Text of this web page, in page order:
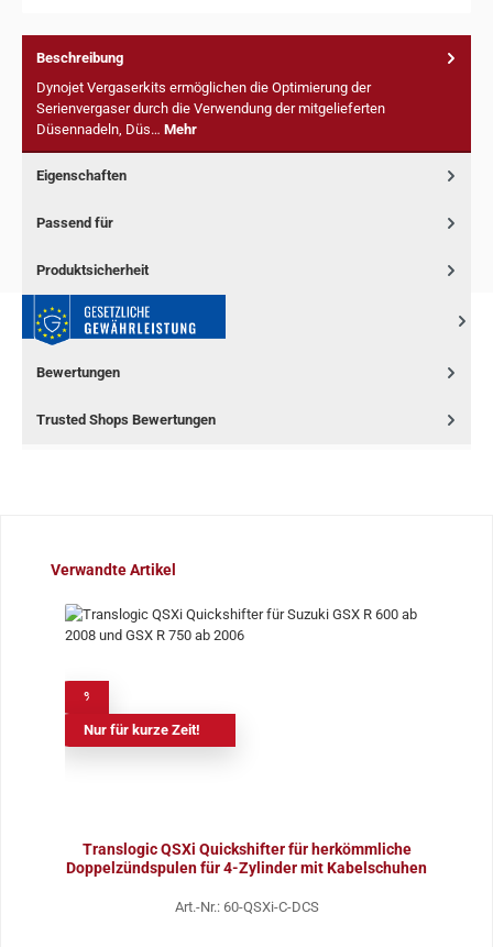
Beschreibung
Dynojet Vergaserkits ermöglichen die Optimierung der
Serienvergaser durch die Verwendung der mitgelieferten
Düsennadeln, Düs… Mehr
Eigenschaften
Passend für
Produktsicherheit
Bewertungen
Trusted Shops Bewertungen
Produktgalerie überspringen
Verwandte Artikel
Nur für kurze Zeit!
Translogic QSXi Quickshifter für herkömmliche
Doppelzündspulen für 4-Zylinder mit Kabelschuhen
Art.-Nr.: 60-QSXi-C-DCS